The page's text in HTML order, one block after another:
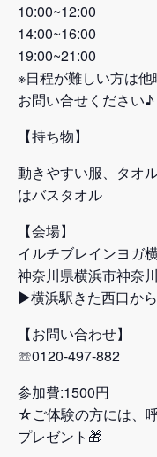
10:00~12:00
14:00~16:00
19:00~21:00
※日程が難しい方は
お問い合せください♪
【持ち物】
動きやすい服、タオ
はバスタオル
【会場】
イルチブレインヨガ
神奈川県横浜市神奈
▶横浜駅きた西口か
【お問い合わせ】
☏0120-497-882
参加費:1500円
☆ご体験の方には、
プレゼント🎁